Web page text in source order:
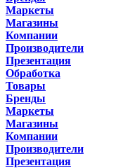
Маркеты
Магазины
Компании
Производители
Презентация
Обработка
Товары
Бренды
Маркеты
Магазины
Компании
Производители
Презентация